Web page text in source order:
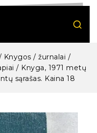
Knygos / žurnalai /
/ Knyga, 1971 metų
sąrašas. Kaina 18